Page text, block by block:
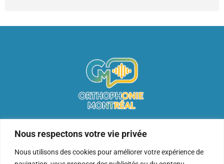
Nous respectons votre vie privée
Nous utilisons des cookies pour améliorer votre expérience de
info@orthophonie-montreal.ca
(514) 622-8250